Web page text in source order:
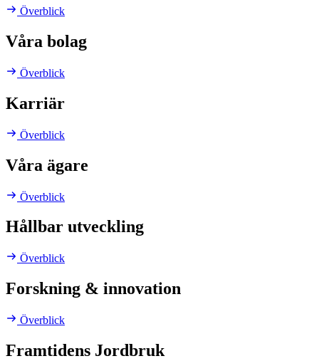
Överblick
Våra bolag
Överblick
Karriär
Överblick
Våra ägare
Överblick
Hållbar utveckling
Överblick
Forskning & innovation
Överblick
Framtidens Jordbruk